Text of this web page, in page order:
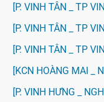
[P. VINH TÂN _ TP
[P. VINH TÂN _ TP
[P. VINH TÂN _ TP
️[KCN HOÀNG MAI _
️[P. VINH HƯNG _